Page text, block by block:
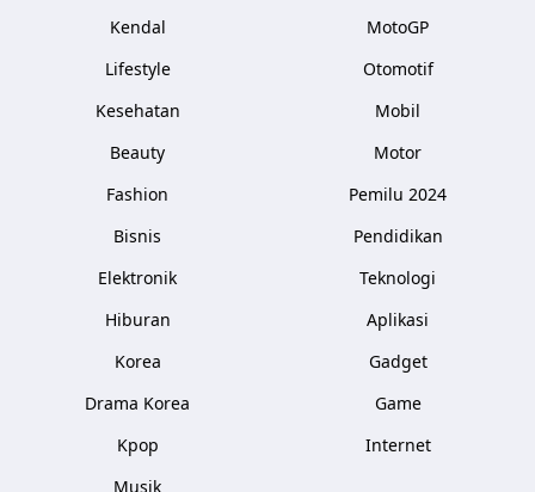
Kendal
Lifestyle
Kesehatan
Beauty
Fashion
Bisnis
Elektronik
Hiburan
Korea
Drama Korea
Kpop
Musik
MotoGP
Otomotif
Mobil
Motor
Pemilu 2024
Pendidikan
Teknologi
Aplikasi
Gadget
Game
Internet